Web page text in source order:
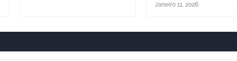
Janeiro 11, 2026